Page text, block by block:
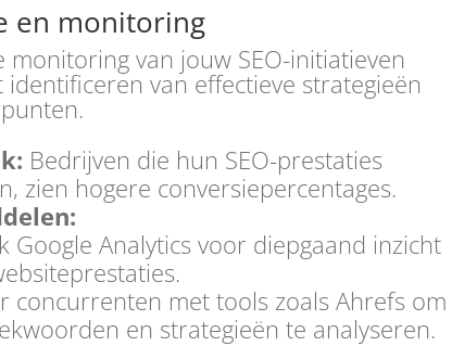
en monitoring
monitoring van jouw SEO-initiatieven
van effectieve strategieën
Bedrijven die hun SEO-prestaties
zien hogere conversiepercentages.
Google Analytics voor diepgaand inzicht
concurrenten met tools zoals Ahrefs om
en strategieën te analyseren.